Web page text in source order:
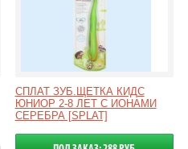
СПЛАТ ЗУБ.ЩЕТКА КИДС
ЮНИОР 2-8 ЛЕТ С ИОНАМИ
СЕРЕБРА [SPLAT]